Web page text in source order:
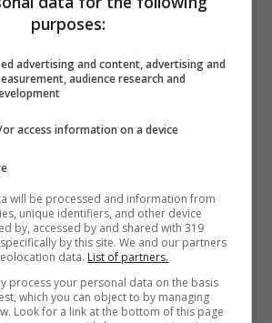
purposes:
advertising and content, advertising and
audience research and
access information on a device
will be processed and information from
unique identifiers, and other device
by, accessed by and shared with 319
by this site. We and our partners
data. List of partners.
process your personal data on the basis
which you can object to by managing
Look for a link at the bottom of this page